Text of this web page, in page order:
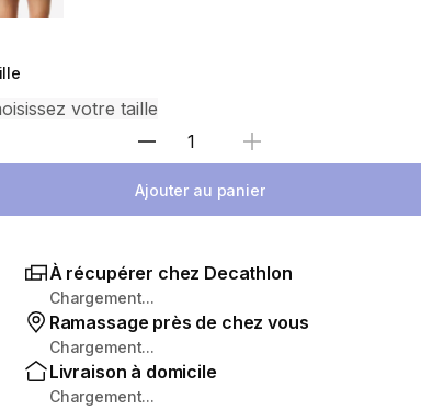
Sélectionnez la quantité
Ajouter au panier
À récupérer chez Decathlon
Chargement...
Ramassage près de chez vous
Chargement...
Livraison à domicile
Chargement...